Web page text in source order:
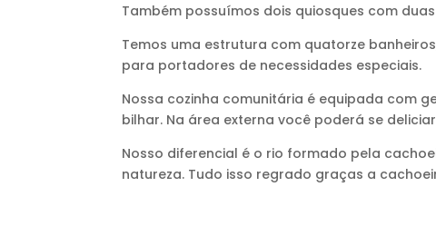
Também possuímos dois quiosques com
Temos uma estrutura com quatorze
para portadores de necessidades especiais.
Nossa cozinha comunitária é equipada com
bilhar. Na área externa você poderá se
Nosso diferencial é o rio formado pela
natureza. Tudo isso regrado graças a